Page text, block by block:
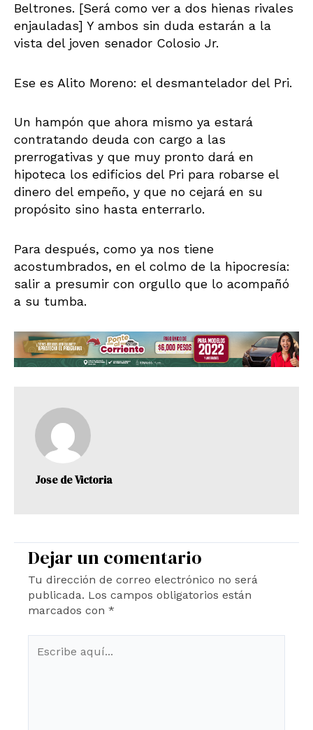
Beltrones. [Será como ver a dos hienas rivales
enjauladas] Y ambos sin duda estarán a la
vista del joven senador Colosio Jr.
Ese es Alito Moreno: el desmantelador del Pri.
Un hampón que ahora mismo ya estará
contratando deuda con cargo a las
prerrogativas y que muy pronto dará en
hipoteca los edificios del Pri para robarse el
dinero del empeño, y que no cejará en su
propósito sino hasta enterrarlo.
Para después, como ya nos tiene
acostumbrados, en el colmo de la hipocresía:
salir a presumir con orgullo que lo acompañó
a su tumba.
Jose de Victoria
Dejar un comentario
Tu dirección de correo electrónico no será
publicada. Los campos obligatorios están
marcados con *
aquí...